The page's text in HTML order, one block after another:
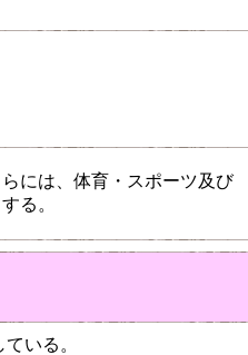
には、体育・スポーツ及び
る。
いる。